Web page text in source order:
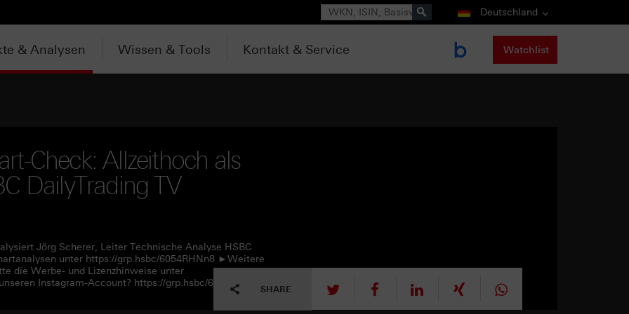
Suche Deutschland
& Analysen Wissen & Tools Kontakt & Service Watchlist
Check: Allzeithoch als
DailyTrading TV
Jörg Scherer, Leiter Technische Analyse HSBC
unter https://grp.hsbc/6054RHNn8 ►Weitere
die Werbe- und Lizenzhinweise unter
Instagram-Account? https://grp.hsbc/6057RHNn1
SHARE tweet mitteilen